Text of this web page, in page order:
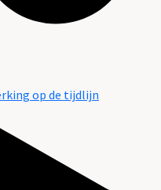
op de tijdlijn